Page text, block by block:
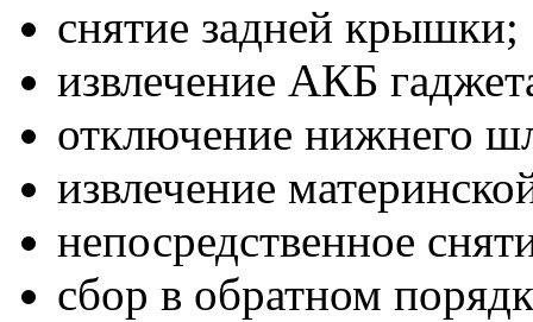
снятие задней крышки;
извлечение АКБ
отключение нижнего
извлечение
непосредственное
сбор в обратном